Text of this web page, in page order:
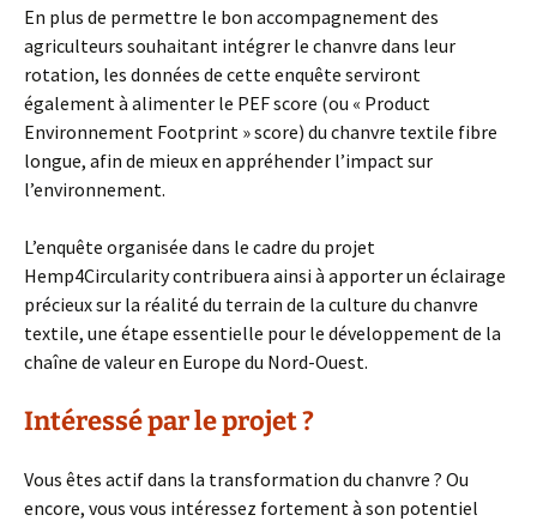
En plus de permettre le bon accompagnement des
agriculteurs souhaitant intégrer le chanvre dans leur
rotation, les données de cette enquête serviront
également à alimenter le PEF score (ou « Product
Environnement Footprint » score) du chanvre textile fibre
longue, afin de mieux en appréhender l’impact sur
l’environnement.
L’enquête organisée dans le cadre du projet
Hemp4Circularity contribuera ainsi à apporter un éclairage
précieux sur la réalité du terrain de la culture du chanvre
textile, une étape essentielle pour le développement de la
chaîne de valeur en Europe du Nord-Ouest.
Intéressé par le projet ?
Vous êtes actif dans la transformation du chanvre ? Ou
encore, vous vous intéressez fortement à son potentiel